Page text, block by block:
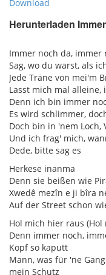
pause
Download
Herunterladen
Immer noch da, immer
Sag, wo du warst, als
Jede Träne von mei'm
Lasst mich mal
Denn ich bin immer
Es wird schlimmer,
Doch bin in 'nem Loch,
Und ich frag' mich,
Dede, bitte sag es
Herkese inanma
Denn sie beißen wie
Xwedê mezîn e ji bîra
Auf der Street schon
Hol mich hier raus
Denn immer noch,
Kopf so kaputt
Mann, was für 'ne
mein Schutz